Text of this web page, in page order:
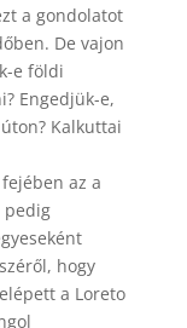
a gondolatot
De vajon
e földi
Engedjük-e,
Kalkuttai
az a
pedig
hogy
a Loreto